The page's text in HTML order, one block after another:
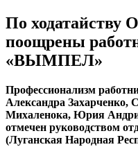
По
поощрены
«ВЫМПЕЛ»
Профессионализм
Александра Захарченко,
Михаленока, Юрия
отмечен руководством
(Луганская Народная